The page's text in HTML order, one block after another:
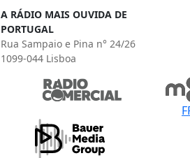
A RÁDIO MAIS OUVIDA DE
PORTUGAL
Rua Sampaio e Pina n° 24/26
1099-044 Lisboa